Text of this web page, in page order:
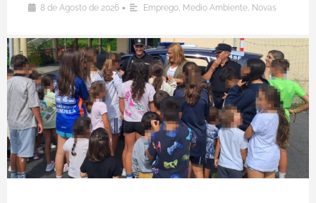
8 de Agosto de 2026 • Emprego, Medio Ambiente, Novas